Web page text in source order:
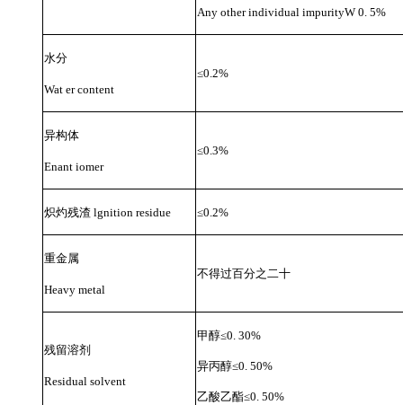
Any other individual impurityW 0. 5%
水分
Wat er content
≤0.2%
异构体
Enant iomer
≤0.3%
炽灼残渣lgnition residue ≤0.2%
重金属
Heavy metal
不得过百分之二十
残留溶剂
Residual solvent
甲醇≤0. 30%
异丙醇≤0. 50%
乙酸乙酯≤0. 50%